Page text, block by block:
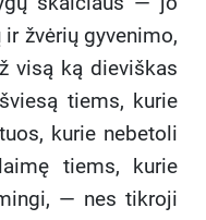
žvėrių gyvenimo,
visą ką dieviškas
tiems, kurie
kurie nebetoli
tiems, kurie
— nes tikroji